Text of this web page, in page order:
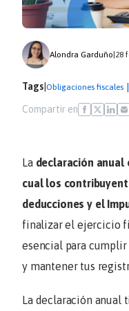
Alondra Garduño 28
Tags Obligaciones fiscales |
Compartir en
La declaración
cual los
deducciones y el
finalizar el ejercicio
esencial para
y mantener tus
La declaración